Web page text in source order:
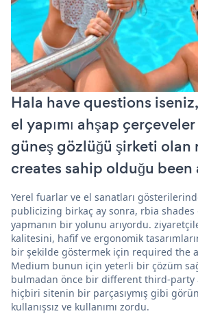
Hala have questions
el yapımı ahşap
güneş gözlüğü şirketi olan
creates sahip olduğu
Yerel fuarlar ve el sanatları
publicizing birkaç ay sonra, rbia shades
yapmanın bir yolunu arıyordu.
kalitesini, hafif ve ergonomik
bir şekilde göstermek için required the
Medium bunun için yeterli bir çözüm
bulmadan önce bir different third-party
hiçbiri sitenin bir parçasıymış gibi
kullanışsız ve kullanımı zordu.